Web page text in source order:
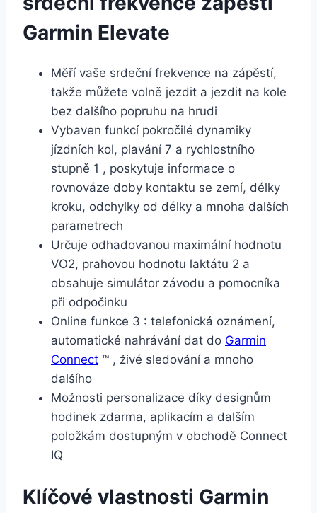
Garmin Elevate
Měří vaše srdeční frekvence na zápěstí,
takže můžete volně jezdit a jezdit na kole
bez dalšího popruhu na hrudi
Vybaven funkcí pokročilé dynamiky
jízdních kol, plavání 7 a rychlostního
stupně 1 , poskytuje informace o
rovnováze doby kontaktu se zemí, délky
kroku, odchylky od délky a mnoha dalších
parametrech
Určuje odhadovanou maximální hodnotu
VO2, prahovou hodnotu laktátu 2 a
obsahuje simulátor závodu a pomocníka
při odpočinku
Online funkce 3 : telefonická oznámení,
automatické nahrávání dat do Garmin
Connect ™ , živé sledování a mnoho
dalšího
Možnosti personalizace díky designům
hodinek zdarma, aplikacím a dalším
položkám dostupným v obchodě Connect
IQ
Klíčové vlastnosti Garmin